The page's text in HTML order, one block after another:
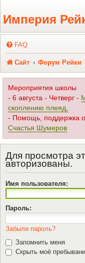
Регистрация
Империя
FAQ
Сайт Форум Рейки
Мероприятия школы
- 6 августа - Четверг -
скоплению плеяд,
- Помощь, поддержка
Счастья Шумеров
Для просмотра
авторизованы.
Имя пользователя:
Пароль:
Забыли пароль?
Запомнить меня
Скрыть моё